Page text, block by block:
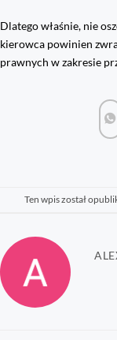
Dlatego właśnie, nie
kierowca powinien
prawnych w zakresie
Ten wpis został